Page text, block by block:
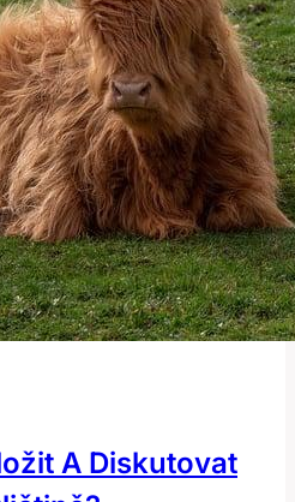
A Diskutovat